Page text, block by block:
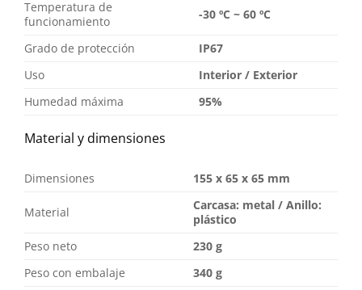
Temperatura de
funcionamiento
-30 ºC ~ 60 ºC
Grado de protección
IP67
Uso
Interior / Exterior
Humedad máxima
95%
Material y dimensiones
Dimensiones 155 x 65 x 65 mm
Material
Carcasa: metal / Anillo:
plástico
Peso neto
230 g
Peso con embalaje
340 g